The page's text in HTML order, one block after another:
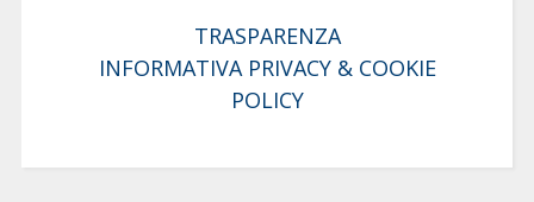
TRASPARENZA
INFORMATIVA PRIVACY & COOKIE
POLICY